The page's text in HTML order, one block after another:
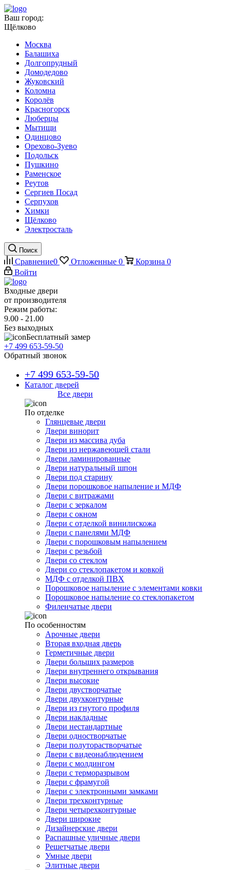
Ваш город:
Щёлково
Москва
Балашиха
Долгопрудный
Домодедово
Жуковский
Коломна
Королёв
Красногорск
Люберцы
Мытищи
Одинцово
Орехово-Зуево
Подольск
Пушкино
Раменское
Реутов
Сергиев Посад
Серпухов
Химки
Щёлково
Электросталь
Поиск
Сравнение0 Отложенные 0 Корзина 0
Войти
Входные двери
от производителя
Режим работы:
9.00 - 21.00
Без выходных
Бесплатный замер
+7 499 653-59-50
Обратный звонок
+7 499 653-59-50
Каталог дверей
Все двери
По отделке
Глянцевые двери
Двери винорит
Двери из массива дуба
Двери из нержавеющей стали
Двери ламинированные
Двери натуральный шпон
Двери под старину
Двери порошковое напыление и МДФ
Двери с витражами
Двери с зеркалом
Двери с окном
Двери с отделкой винилискожа
Двери с панелями МДФ
Двери с порошковым напылением
Двери с резьбой
Двери со стеклом
Двери со стеклопакетом и ковкой
МДФ с отделкой ПВХ
Порошковое напыление с элементами ковки
Порошковое напыление со стеклопакетом
Филенчатые двери
По особенностям
Арочные двери
Вторая входная дверь
Герметичные двери
Двери больших размеров
Двери внутреннего открывания
Двери высокие
Двери двустворчатые
Двери двухконтурные
Двери из гнутого профиля
Двери накладные
Двери нестандартные
Двери одностворчатые
Двери полуторастворчатые
Двери с видеонаблюдением
Двери с молдингом
Двери с терморазрывом
Двери с фрамугой
Двери с электронными замками
Двери трехконтурные
Двери четырехконтурные
Двери широкие
Дизайнерские двери
Распашные уличные двери
Решетчатые двери
Умные двери
Элитные двери